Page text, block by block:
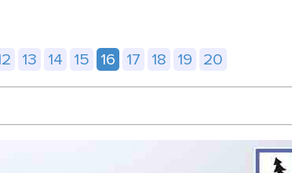
13 14 15 16 17 18 19 20